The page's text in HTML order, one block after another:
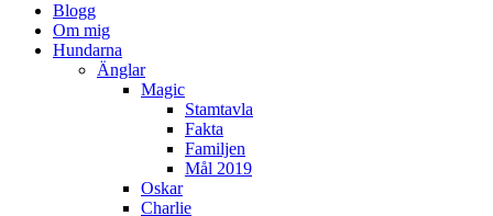
innehåll
Freestylehundar.se
Blogg
Om mig
Hundarna
Änglar
Magic
Stamtavla
Fakta
Familjen
Mål 2019
Oskar
Charlie